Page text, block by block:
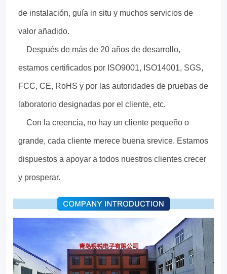
de instalación, guía in situ y muchos servicios de
valor añadido.
Después de más de 20 años de desarrollo,
estamos certificados por ISO9001, ISO14001, SGS,
FCC, CE, RoHS y por las autoridades de pruebas de
laboratorio designadas por el cliente, etc.
Con la creencia, no hay un cliente pequeño o
grande, cada cliente merece buena srevice. Estamos
dispuestos a apoyar a todos nuestros clientes crecer
y prosperar.